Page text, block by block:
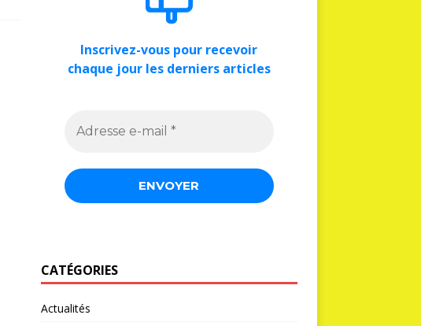
Inscrivez-vous pour recevoir
chaque jour les derniers articles
CATÉGORIES
Actualités